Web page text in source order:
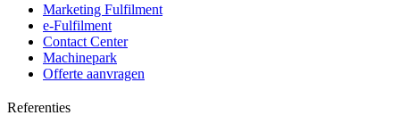
Marketing Fulfilment
e-Fulfilment
Contact Center
Machinepark
Offerte aanvragen
Referenties